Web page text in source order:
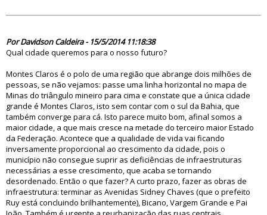
Por Davidson Caldeira - 15/5/2014 11:18:38
Qual cidade queremos para o nosso futuro?
Montes Claros é o polo de uma região que abrange dois milhões de
pessoas, se não vejamos: passe uma linha horizontal no mapa de
Minas do triângulo mineiro para cima e constate que a única cidade
grande é Montes Claros, isto sem contar com o sul da Bahia, que
também converge para cá. Isto parece muito bom, afinal somos a
maior cidade, a que mais cresce na metade do terceiro maior Estado
da Federação. Acontece que a qualidade de vida vai ficando
inversamente proporcional ao crescimento da cidade, pois o
município não consegue suprir as deficiências de infraestruturas
necessárias a esse crescimento, que acaba se tornando
desordenado. Então o que fazer? A curto prazo, fazer as obras de
infraestrutura: terminar as Avenidas Sidney Chaves (que o prefeito
Ruy está concluindo brilhantemente), Bicano, Vargem Grande e Pai